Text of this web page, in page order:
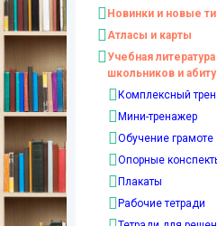
Новинки и новые
Атласы и карты
Учебная
школьников и
Комплексный
Мини-тренажер
Обучение грамоте
Опорные
Плакаты
Рабочие тетради